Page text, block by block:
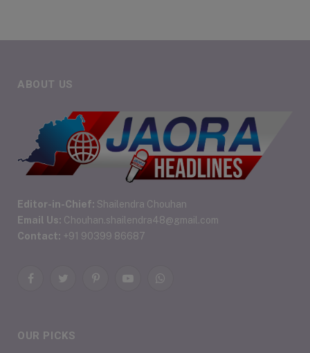
ABOUT US
Editor-in-Chief: Shailendra Chouhan
Email Us: Chouhan.shailendra48@gmail.com
Contact: +91 90399 86687
FacebookTwitterPinterestYouTubeWhatsApp
OUR PICKS